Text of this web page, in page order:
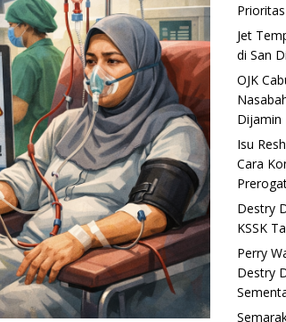
Jet
di San
OJK
Dijamin
Isu
Cara
Destry
KSSK
Perry
Destry